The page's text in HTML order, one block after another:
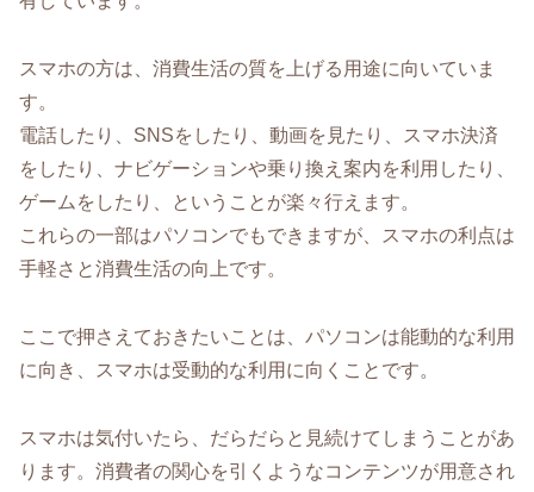
スマホの方は、消費生活の質を上げる用途に向いていま
す。
電話したり、SNSをしたり、動画を見たり、スマホ決済
をしたり、ナビゲーションや乗り換え案内を利用したり、
ゲームをしたり、ということが楽々行えます。
これらの一部はパソコンでもできますが、スマホの利点は
手軽さと消費生活の向上です。
ここで押さえておきたいことは、パソコンは能動的な利用
に向き、スマホは受動的な利用に向くことです。
スマホは気付いたら、だらだらと見続けてしまうことがあ
ります。消費者の関心を引くようなコンテンツが用意され